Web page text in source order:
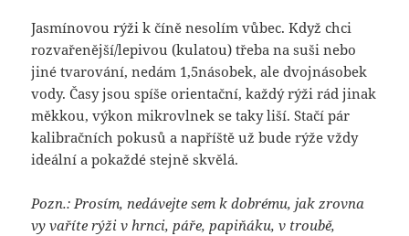
Jasmínovou rýži k číně nesolím vůbec. Když chci
rozvařenější/le­pivou (kulatou) třeba na suši nebo
jiné tvarování, nedám 1,5násobek, ale dvojnásobek
vody. Časy jsou spíše orientační, každý rýži rád jinak
měkkou, výkon mikrovlnek se taky liší. Stačí pár
kalibračních pokusů a napříště už bude rýže vždy
ideální a pokaždé stejně skvělá.
Pozn.: Prosím, nedávejte sem k dobrému, jak zrovna
vy vaříte rýži v hrnci, páře, papiňáku, v troubě,